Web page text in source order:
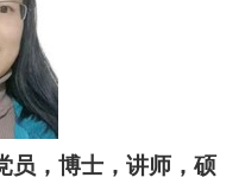
员，博士， 讲师 ，硕